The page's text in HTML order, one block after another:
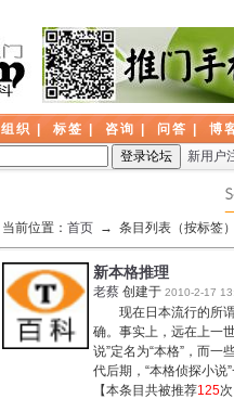
组织 标签 咨询 问答 博
新用户
当前位置： 首页 → 条目列表（按标签）
新本格推理
老蔡 创建于 2010-2-17
现在日本流行的所谓
确。事实上，远在上一
说”定名为“本格”，而一
代后期，“本格侦探小说
【本条目共被推荐125